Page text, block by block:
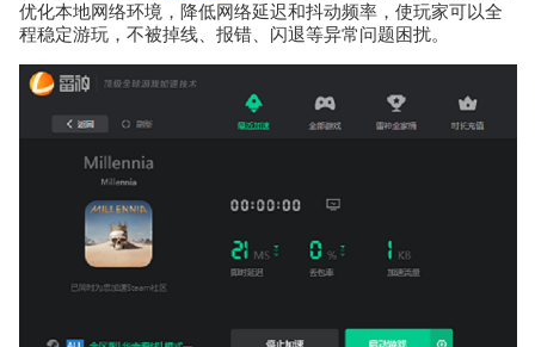
优化本地网络环境，降低网络延迟和抖动频率，使玩家可以全
程稳定游玩，不被掉线、报错、闪退等异常问题困扰。